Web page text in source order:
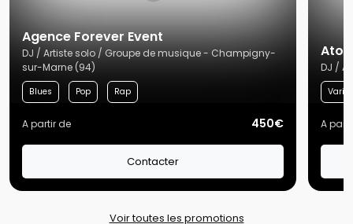
Agence Forever Event
DJ / Artiste solo / Groupe de musique - Champigny-
sur-Marne (94)
Blues Pop Rap
A partir de 450€
Contacter
DJ /
A
Voir toutes les promotions